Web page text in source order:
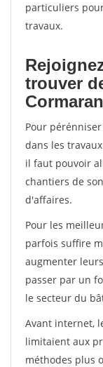
particuliers
travaux.
trouver
Pour
dans les
il faut pouvoir
chantiers de
d'affaires.
Pour les
parfois suffire
augmenter
passer par un
le secteur du
Avant internet,
limitaient aux
méthodes plus